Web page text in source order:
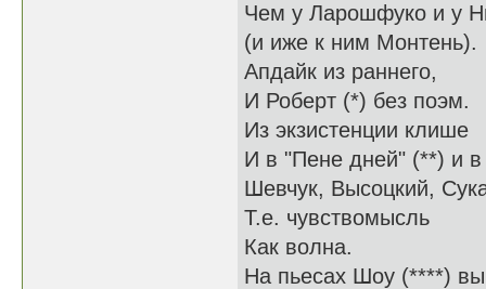
Чем у Ларошфуко и у
(и иже к ним Монтень).
Апдайк из раннего,
И Роберт (*) без поэм.
Из экзистенции клише
И в "Пене дней" (**) и
Шевчук, Высоцкий,
Т.е. чувствомысль
Как волна.
На пьесах Шоу (****)